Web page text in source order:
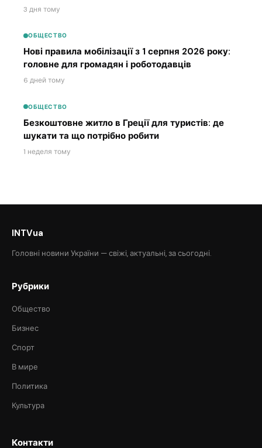
3 дня тому
ОБЩЕСТВО
Нові правила мобілізації з 1 серпня 2026 року:
головне для громадян і роботодавців
6 дней тому
ОБЩЕСТВО
Безкоштовне житло в Греції для туристів: де
шукати та що потрібно робити
1 неделя тому
INTVua
Головні новини України — свіжі, актуальні, за сьогодні.
Рубрики
Общество
Бизнес
Спорт
В мире
Политика
Культура
Контакти